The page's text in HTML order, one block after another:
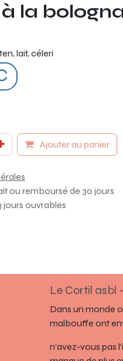
la
lait, céleri
Ajouter au panier
ou remboursé de 30 jours
jours ouvrables
Le Cortil asbl
Dans un monde
malbouffe ont
n’avez-vous pas